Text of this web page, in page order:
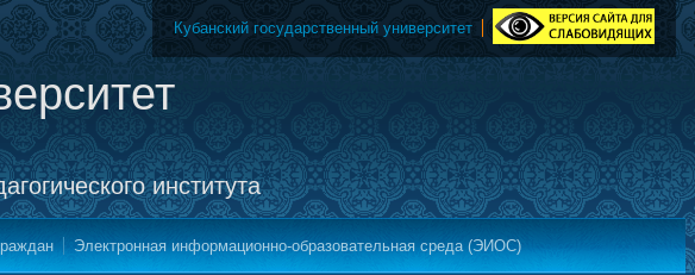
института
Кубанский государственный университет
Электронная информационно-образовательная среда (ЭИОС)